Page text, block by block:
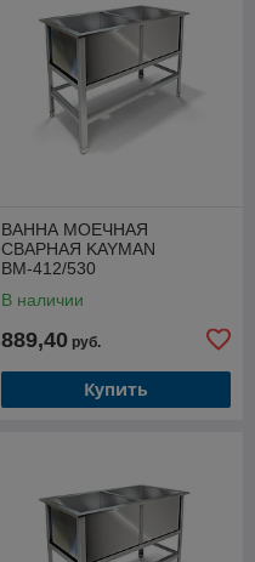
ВАННА МОЕЧНАЯ
СВАРНАЯ KAYMAN
ВМ-412/530
В наличии
889,40 руб.
Купить